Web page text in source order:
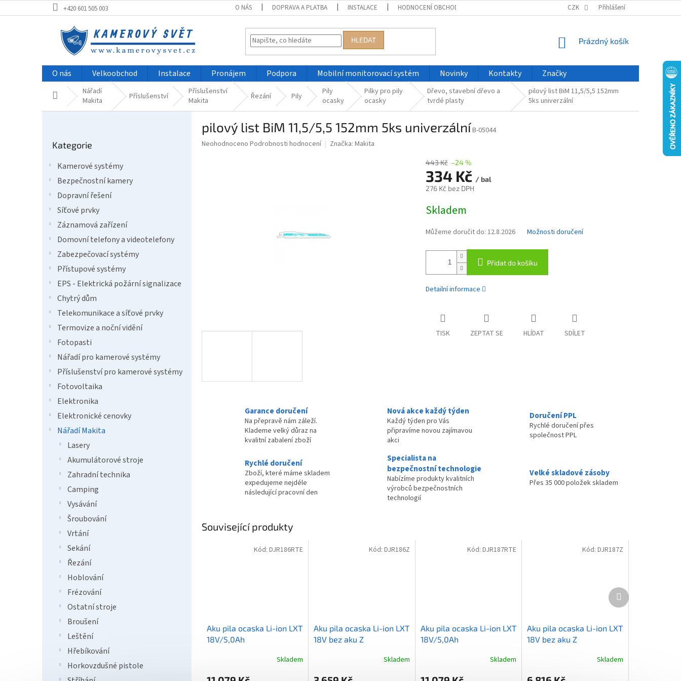
na
+420 601 505 003 O NÁS DOPRAVA A PLATBA INSTALACE HODNOCENÍ OBCHODU VELKOOBCHOD ČASTO KLADENÉ DOTAZY
CZK Přihlášení
HLEDAT
NÁKUPNÍ
Prázdný košík
O nás Velkoobchod Instalace Pronájem Podpora Mobilní monitorovací systém Novinky Kontakty Značky
Domů Nářadí
Makita
Příslušenství
Příslušenství
Makita
Řezání Pily
Pily
ocasky
Pilky pro pily
ocasky
Dřevo, stavební dřevo a
tvrdé plasty
pilový list BiM 11,5/5,5 152mm
5ks univerzální
kategorie
Kategorie
Kamerové systémy
Bezpečnostní kamery
Dopravní řešení
Síťové prvky
Záznamová zařízení
Domovní telefony a videotelefony
Zabezpečovací systémy
Přístupové systémy
EPS - Elektrická požární signalizace
Chytrý dům
Telekomunikace a síťové prvky
Termovize a noční vidění
Fotopasti
Nářadí pro kamerové systémy
Příslušenství pro kamerové systémy
Fotovoltaika
Elektronika
Elektronické cenovky
Nářadí Makita
Lasery
Akumulátorové stroje
Zahradní technika
Camping
Vysávání
Šroubování
Vrtání
Sekání
Řezání
Hoblování
Frézování
Ostatní stroje
Broušení
Leštění
Hřebíkování
Horkovzdušné pistole
pilový list BiM 11,5/5,5 152mm 5ks univerzálníB-05044
Průměrné
Neohodnoceno Podrobnosti hodnocení Značka: Makita
443 Kč –24 %
334 Kč / bal
276 Kč bez DPH
cena:
Skladem
Můžeme doručit do: 12.8.2026 Možnosti doručení
Přidat do košíku
Detailní informace
TISK ZEPTAT SE HLÍDAT SDÍLET
Garance doručení
Na přepravě nám záleží.
Klademe velký důraz na
kvalitní zabalení zboží
Nová akce každý týden
Každý týden pro Vás
připravíme novou zajímavou
akci
Doručení PPL
Rychlé doručení přes
společnost PPL
Rychlé doručení
Zboží, které máme skladem
expedujeme nejdéle
následující pracovní den
Specialista na
bezpečnostní technologie
Nabízíme produkty kvalitních
výrobců bezpečnostních
technologií
Velké skladové zásoby
Přes 35 000 položek skladem
Související produkty
Aku pila ocaska Li-ion LXT
18V/5,0Ah
Skladem
Kód: DJR186RTE
Aku pila ocaska Li-ion LXT
18V bez aku Z
Skladem
Kód: DJR186Z
Aku pila ocaska Li-ion LXT
18V/5,0Ah
Skladem
Kód:DJR187RTE
Aku pila ocaska Li-ion LXT
18V bez aku Z
Skladem
Kód: DJR187Z
Další
produkt